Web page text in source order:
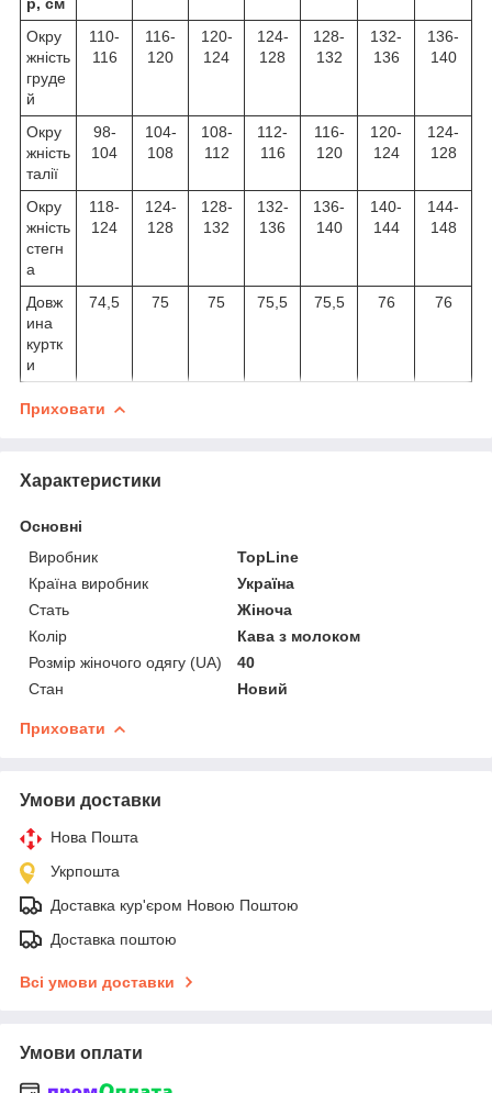
Окру
жність
груде
й
110-
116
116-
120
120-
124
124-
128
128-
132
132-
136
136-
140
Окру
жність
талії
98-
104
104-
108
108-
112
112-
116
116-
120
120-
124
124-
128
Окру
жність
стегн
а
118-
124
124-
128
128-
132
132-
136
136-
140
140-
144
144-
148
Довж
ина
куртк
и
74,5 75 75 75,5 75,5 76 76
Приховати
Характеристики
Основні
Виробник
TopLine
Країна виробник
Україна
Стать
Жіноча
Колір
Кава з молоком
Розмір жіночого одягу (UA)
40
Стан
Новий
Приховати
Умови доставки
Нова Пошта
Укрпошта
Доставка кур'єром Новою Поштою
Доставка поштою
Всі умови доставки
Умови оплати